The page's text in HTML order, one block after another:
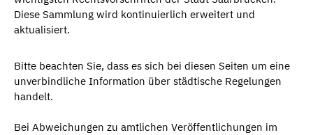
Diese Sammlung wird kontinuierlich erweitert und
aktualisiert.
Bitte beachten Sie, dass es sich bei diesen Seiten um eine
unverbindliche Information über städtische Regelungen
handelt.
Bei Abweichungen zu amtlichen Veröffentlichungen im